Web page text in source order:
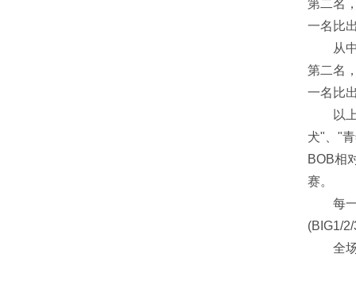
第二名
一名比
从中
第二名
一名比
以上
犬"、"
BOB相
赛。
每一
(BIG1/
全场